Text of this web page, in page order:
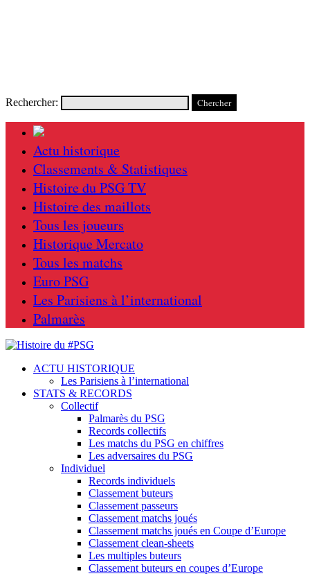
Rechercher:
Actu historique
Classements & Statistiques
Histoire du PSG TV
Histoire des maillots
Tous les joueurs
Historique Mercato
Tous les matchs
Euro PSG
Les Parisiens à l’international
Palmarès
ACTU HISTORIQUE
Les Parisiens à l’international
STATS & RECORDS
Collectif
Palmarès du PSG
Records collectifs
Les matchs du PSG en chiffres
Les adversaires du PSG
Individuel
Records individuels
Classement buteurs
Classement passeurs
Classement matchs joués
Classement matchs joués en Coupe d’Europe
Classement clean-sheets
Les multiples buteurs
Classement buteurs en coupes d’Europe